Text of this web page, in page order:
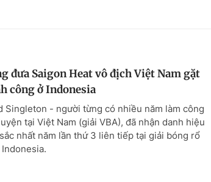
đưa Saigon Heat vô địch Việt Nam gặt
công ở Indonesia
Singleton - người từng có nhiều năm làm công
tại Việt Nam (giải VBA), đã nhận danh hiệu
nhất năm lần thứ 3 liên tiếp tại giải bóng rổ